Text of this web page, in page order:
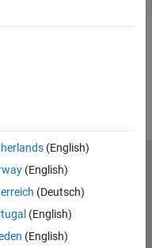
information?
(English)
(English)
(Deutsch)
(English)
(English)
sulla privacy
Contatti